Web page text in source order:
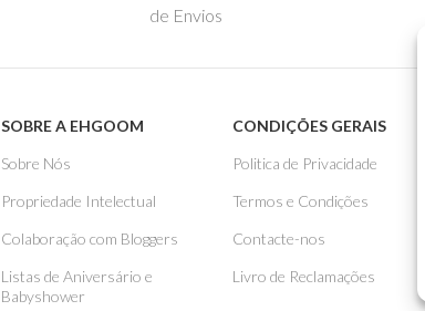
de Envios
SOBRE A EHGOOM
Sobre Nós
Propriedade Intelectual
Colaboração com Bloggers
Listas de Aniversário e
Babyshower
CONDIÇÕES GERAIS
Politica de Privacidade
Termos e Condições
Contacte-nos
Livro de Reclamações